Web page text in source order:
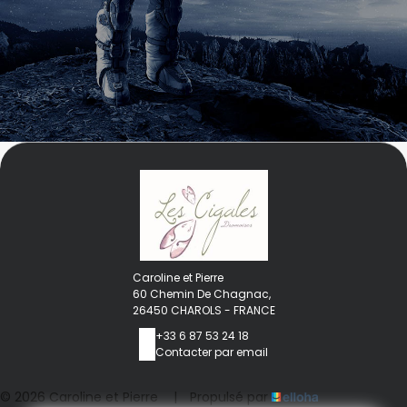
Caroline et Pierre
60 Chemin De Chagnac,
26450 CHAROLS - FRANCE
+33 6 87 53 24 18
Contacter par email
© 2026 Caroline et Pierre | Propulsé par